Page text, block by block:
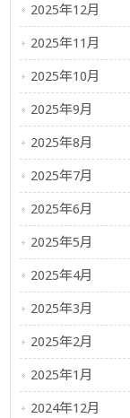
2025年12月
2025年11月
2025年10月
2025年9月
2025年8月
2025年7月
2025年6月
2025年5月
2025年4月
2025年3月
2025年2月
2025年1月
2024年12月